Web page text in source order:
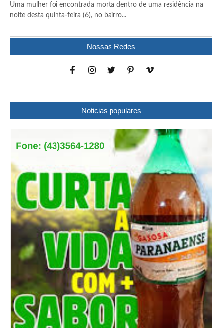
Uma mulher foi encontrada morta dentro de uma residência na
noite desta quinta-feira (6), no bairro...
Nossas Redes
Noticias populares